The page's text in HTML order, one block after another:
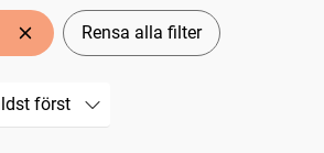
Rensa alla filter